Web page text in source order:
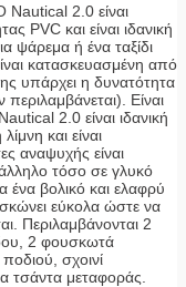
2.0 είναι
PVC και είναι ιδανική
ψάρεμα ή ένα ταξίδι
κατασκευασμένη από
υπάρχει η δυνατότητα
Είναι
2.0 είναι ιδανική
και είναι
αναψυχής είναι
τόσο σε γλυκό
ένα βολικό και ελαφρύ
εύκολα ώστε να
Περιλαμβάνονται 2
2 φουσκωτά
σχοινί
τσάντα μεταφοράς.